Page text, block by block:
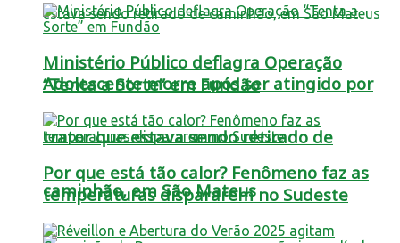
Adolescente morre após ser atingido por
trator que estava sendo retirado de
caminhão, em São Mateus
Ministério Público deflagra Operação
“Tenta a Sorte” em Fundão
Por que está tão calor? Fenômeno faz as
temperaturas dispararem no Sudeste